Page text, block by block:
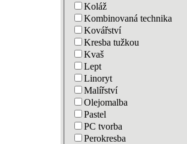
Koláž
Kombinovaná technika
Kovářství
Kresba tužkou
Kvaš
Lept
Linoryt
Malířství
Olejomalba
Pastel
PC tvorba
Perokresba